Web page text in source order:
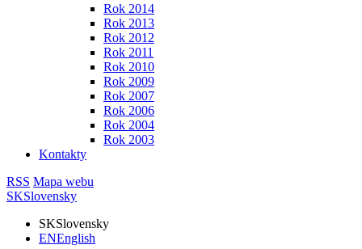
Rok 2014
Rok 2013
Rok 2012
Rok 2011
Rok 2010
Rok 2009
Rok 2007
Rok 2006
Rok 2004
Rok 2003
Kontakty
RSS Mapa webu
SKSlovensky
SKSlovensky
ENEnglish